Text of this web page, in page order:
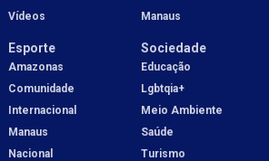
Vídeos
Esporte
Amazonas
Comunidade
Internacional
Manaus
Nacional
Manaus
Sociedade
Educação
Lgbtqia+
Meio Ambiente
Saúde
Turismo